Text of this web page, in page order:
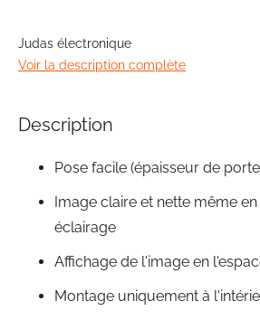
to
the
beginning
images
Judas électronique
Voir la description complète
Description
Pose facile (épaisseur de
Image claire et nette même
éclairage
Affichage de l'image en
Montage uniquement à